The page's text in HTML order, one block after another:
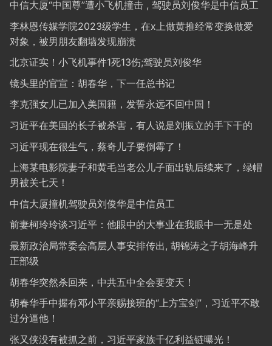
中信大厦“中国尊”遭小飞机撞击 , 驾驶员刘俊华是中信员工
李林恩传媒学院2023级学生，在x上做黄推经常变换做爱
对象，被男朋友翻墙发现崩溃
北京证实！小飞机事件1死13伤;驾驶员刘俊华
镜头里的官宣：胡春华，下一任总书记
李克强女儿已加入美国籍，发誓永远不回中国！
习近平在美国的长子被杀害，有人说是刘振立的手下干的
习近平现在很生气，蔡奇儿子要倒霉了！
上海某电影院妻子和黄毛当老公儿子面出轨后续来了，绿帽
男被关七天！
中信大厦撞机驾驶员刘俊华是中信员工
前妻柯玲玲谈习近平：他眼中的大事业在我眼中一无是处
最新政治局常委会高层人事安排传出, 胡锦涛之子胡海峰升
正部级
胡春华突然杀回来，中共五中全会要变天！
胡春华手中握有邓小平亲赐接班的“上方宝剑”，习近平不敢
过分逼他！
张又侠没有被抓之前，习近平家族千亿利益链曝光！